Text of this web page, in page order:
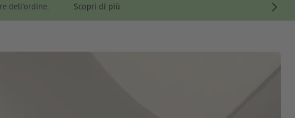
dell'ordine. Scopri di più